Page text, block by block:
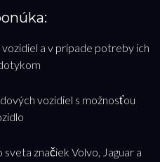
a v prípade potreby ich
vozidiel s možnosťou
značiek Volvo, Jaguar a